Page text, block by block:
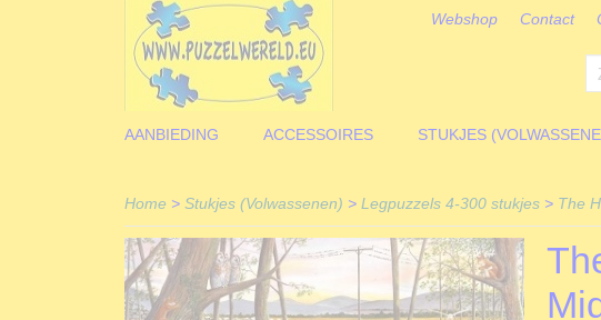
Webshop Contact
AANBIEDING ACCESSOIRES STUKJES
Home > Stukjes (Volwassenen) > Legpuzzels 4-300 stukjes > The